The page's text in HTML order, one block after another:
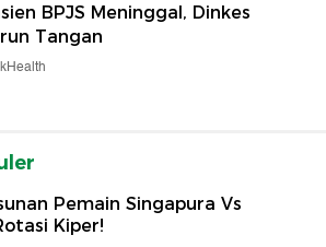
BPJS Meninggal, Dinkes
Tangan
Pemain Singapura Vs
Kiper!